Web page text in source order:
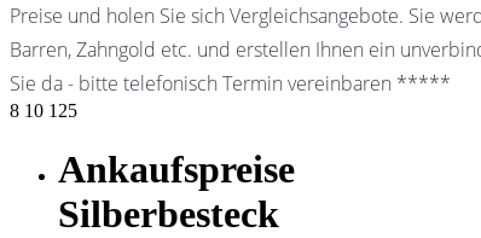
Preise und holen Sie sich Vergleichsangebote. Sie
Barren, Zahngold etc. und erstellen Ihnen ein
Sie da - bitte telefonisch Termin vereinbaren *****
8 10 125
Ankaufspreise
Silberbesteck